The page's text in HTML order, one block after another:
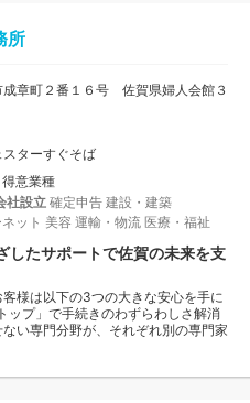
所
成章町２番１６号 佐賀県婦人会館３
スターすぐそば
意業種
社設立 確定申告 建設・建築
ット 美容 運輸・物流 医療・福祉
したサポートで佐賀の未来を支
様は以下の3つの大きな安心を手に
プ」で手続きのわずらわしさ解消
い専門分野が、それぞれ別の専門家